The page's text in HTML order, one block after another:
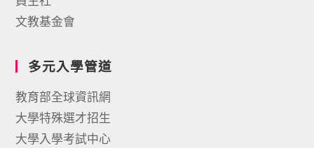
文教基金會
多元入學管道
教育部全球資訊網
大學特殊選才招生
大學入學考試中心